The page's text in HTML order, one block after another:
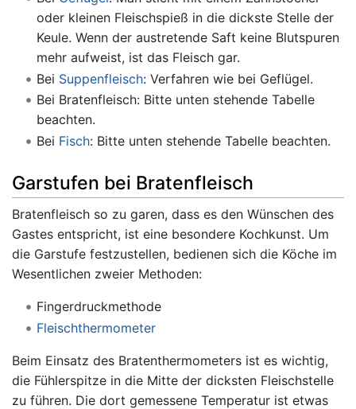
oder kleinen Fleischspieß in die dickste Stelle der
Keule. Wenn der austretende Saft keine Blutspuren
mehr aufweist, ist das Fleisch gar.
Bei Suppenfleisch: Verfahren wie bei Geflügel.
Bei Bratenfleisch: Bitte unten stehende Tabelle
beachten.
Bei Fisch: Bitte unten stehende Tabelle beachten.
Garstufen bei Bratenfleisch
Bratenfleisch so zu garen, dass es den Wünschen des
Gastes entspricht, ist eine besondere Kochkunst. Um
die Garstufe festzustellen, bedienen sich die Köche im
Wesentlichen zweier Methoden:
Fingerdruckmethode
Fleischthermometer
Beim Einsatz des Bratenthermometers ist es wichtig,
die Fühlerspitze in die Mitte der dicksten Fleischstelle
zu führen. Die dort gemessene Temperatur ist etwas